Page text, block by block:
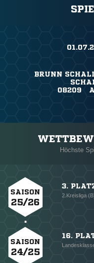
BRUNN
08209
Höchste
SAISON
25/26
3.
2.Kreisliga
SAISON
24/25
16.